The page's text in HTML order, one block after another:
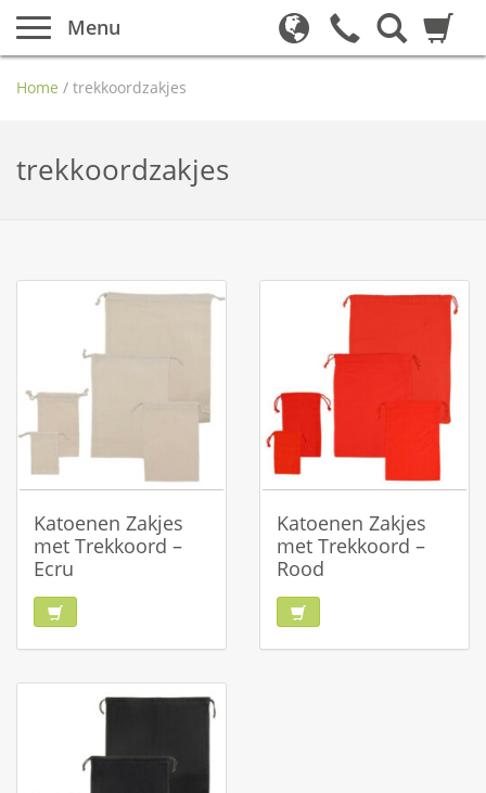
Menu
Home / trekkoordzakjes
trekkoordzakjes
Katoenen Zakjes
met Trekkoord –
Ecru
Katoenen Zakjes
met Trekkoord –
Rood